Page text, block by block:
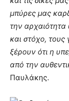
μπύρες μας
την αρχαιότητα
και στόχο,
ξέρουν ότι η
από την
Παυλάκης.